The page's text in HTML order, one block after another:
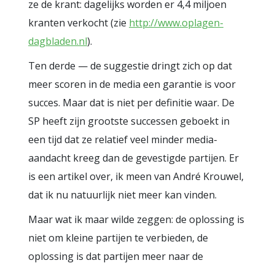
ze de krant: dagelijks worden er 4,4 miljoen
kranten verkocht (zie http://www.oplagen-
dagbladen.nl).
Ten derde — de suggestie dringt zich op dat
meer scoren in de media een garantie is voor
succes. Maar dat is niet per definitie waar. De
SP heeft zijn grootste successen geboekt in
een tijd dat ze relatief veel minder media-
aandacht kreeg dan de gevestigde partijen. Er
is een artikel over, ik meen van André Krouwel,
dat ik nu natuurlijk niet meer kan vinden.
Maar wat ik maar wilde zeggen: de oplossing is
niet om kleine partijen te verbieden, de
oplossing is dat partijen meer naar de